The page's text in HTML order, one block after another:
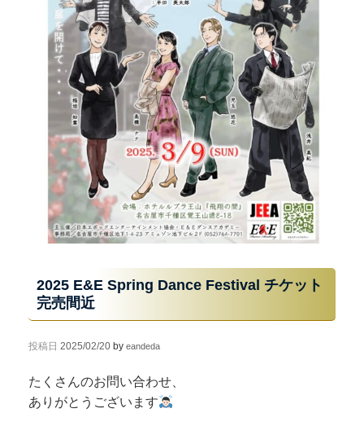
2025 E&E Spring Dance Festival チケット
完売間近
投稿日 2025/02/20 by eandeda
たくさんのお問い合わせ、
ありがとうございます